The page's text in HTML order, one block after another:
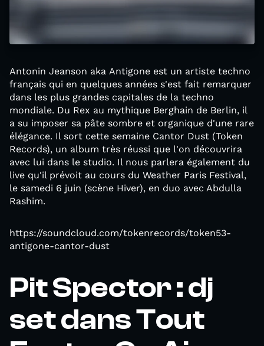
Antonin Jeanson aka Antigone est un artiste techno
français qui en quelques années s'est fait remarquer
dans les plus grandes capitales de la techno
mondiale. Du Rex au mythique Berghain de Berlin, il
a su imposer sa pâte sombre et organique d'une rare
élégance. Il sort cette semaine Cantor Dust (Token
Records), un album très réussi que l'on découvrira
avec lui dans le studio. Il nous parlera également du
live qu'il prévoit au cours du Weather Paris Festival,
le samedi 6 juin (scène Hiver), en duo avec Abdulla
Rashim.
https://soundcloud.com/tokenrecords/token53-
antigone-cantor-dust
Pit Spector : dj
set dans Tout